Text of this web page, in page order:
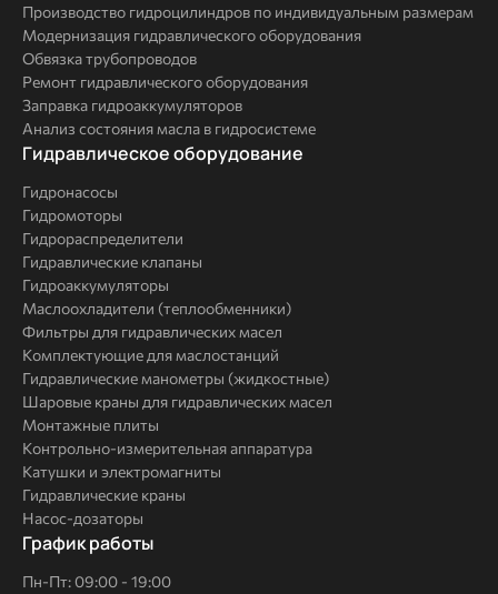
Производство гидроцилиндров по индивидуальным размерам
Модернизация гидравлического оборудования
Обвязка трубопроводов
Ремонт гидравлического оборудования
Заправка гидроаккумуляторов
Анализ состояния масла в гидросистеме
Комплексные
Гидравлическое оборудование
Гидронасосы
Гидромоторы
Гидрораспределители
Гидравлические клапаны
Гидроаккумуляторы
Маслоохладители (теплообменники)
Фильтры для гидравлических масел
Комплектующие для маслостанций
Гидравлические манометры (жидкостные)
Шаровые краны для гидравлических масел
Монтажные плиты
Контрольно-измерительная аппаратура
Катушки и электромагниты
Гидравлические краны
Насос-дозаторы
График работы
Пн-Пт: 09:00 - 19:00